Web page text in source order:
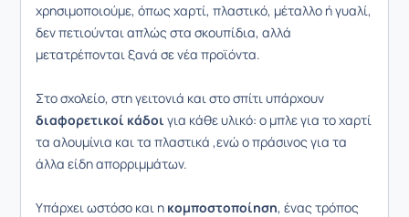
χρησιμοποιούμε, όπως χαρτί, πλαστικό, μέταλλο ή γυαλί,
δεν πετιούνται απλώς στα σκουπίδια, αλλά
μετατρέπονται ξανά σε νέα προϊόντα.
Στο σχολείο, στη γειτονιά και στο σπίτι υπάρχουν
διαφορετικοί κάδοι για κάθε υλικό: ο μπλε για το χαρτί
τα αλουμίνια και τα πλαστικά ,ενώ ο πράσινος για τα
άλλα είδη απορριμμάτων.
Υπάρχει ωστόσο και η κομποστοποίηση, ένας τρόπος